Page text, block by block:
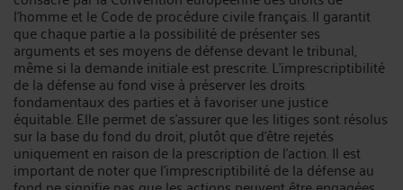
l'homme et le Code de procédure civile français. Il garantit
que chaque partie a la possibilité de présenter ses
arguments et ses moyens de défense devant le tribunal,
même si la demande initiale est prescrite. L'imprescriptibilité
de la défense au fond vise à préserver les droits
fondamentaux des parties et à favoriser une justice
équitable. Elle permet de s'assurer que les litiges sont résolus
sur la base du fond du droit, plutôt que d'être rejetés
uniquement en raison de la prescription de l'action. Il est
important de noter que l'imprescriptibilité de la défense au